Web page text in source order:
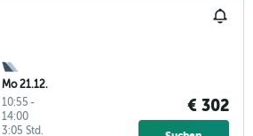
Mo 21.12.
10:55 -
14:00
3:05 Std.
€ 302